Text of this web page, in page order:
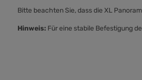
Bitte beachten Sie, dass die XL
Hinweis: Für eine stabile Befestigung